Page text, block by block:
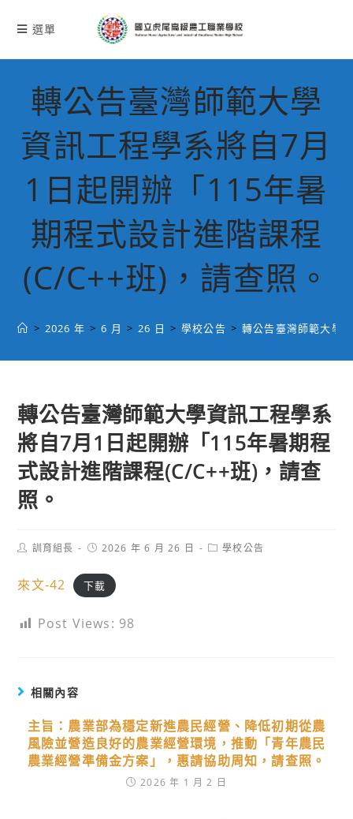
選單
轉公告臺灣師範大學
資訊工程學系將自7月
1日起開辦「115年暑
期程式設計進階課程
(C/C++班)，請查照。
> 2026 年 > 6 月 > 26 日 > 學校公告 > 轉公告臺灣師範大學
轉公告臺灣師範大學資訊工程學系
將自7月1日起開辦「115年暑期程
式設計進階課程(C/C++班)，請查
照。
Post訓育組長
Post2026 年 6 月 26 日
Post學校公告
來文-42 下載
Post Views: 98
相關內容
主旨：農業部為穩定新進農民經營、降低初期從農
風險並營造良好的農業經營環境，推動「青年農民
農業經營準備金方案」，惠請協助周知，請查照。
2026 年 1 月 2 日